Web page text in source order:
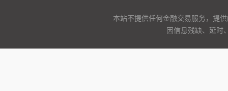
本站不提供任何金融交易服务，提
因信息残缺、延时